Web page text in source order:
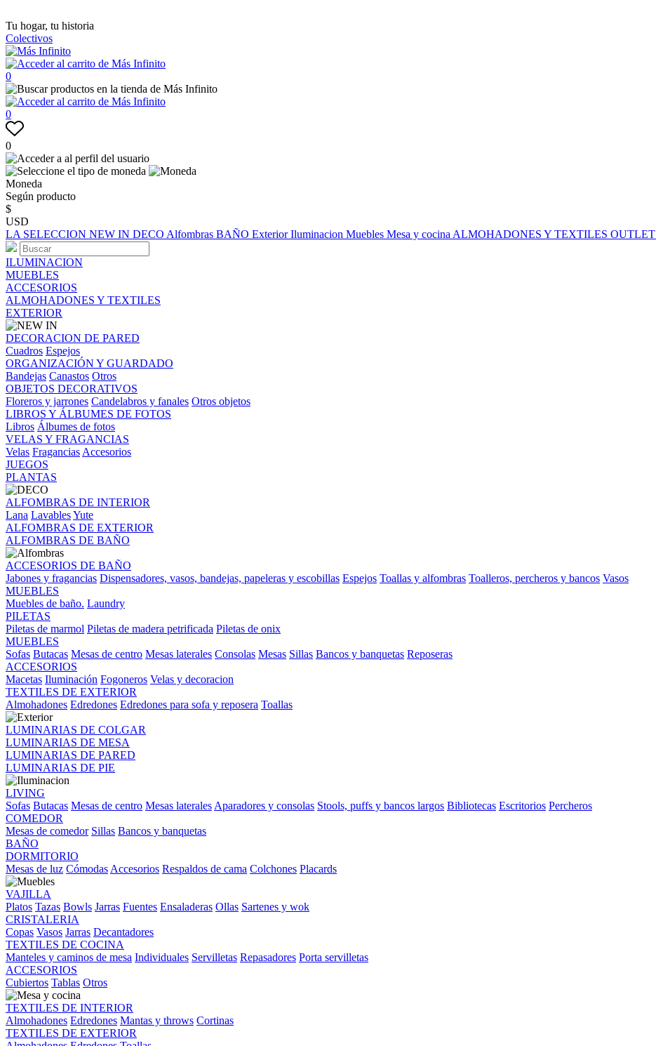
Tu hogar, tu historia
Colectivos
0
0
0
Moneda
Según producto
$
USD
LA SELECCION NEW IN DECO Alfombras BAÑO ExteriorIluminacion Muebles Mesa y cocina ALMOHADONES Y TEXTILES OUTLET
ILUMINACION
MUEBLES
ACCESORIOS
ALMOHADONES Y TEXTILES
EXTERIOR
DECORACION DE PARED
Cuadros Espejos
ORGANIZACIÓN Y GUARDADO
Bandejas Canastos Otros
OBJETOS DECORATIVOS
Floreros y jarrones Candelabros y fanales Otros objetos
LIBROS Y ÁLBUMES DE FOTOS
Libros Álbumes de fotos
VELAS Y FRAGANCIAS
Velas Fragancias Accesorios
JUEGOS
PLANTAS
ALFOMBRAS DE INTERIOR
Lana LavablesYute
ALFOMBRAS DE EXTERIOR
ALFOMBRAS DE BAÑO
ACCESORIOS DE BAÑO
Jabones y fragancias Dispensadores, vasos, bandejas, papeleras y escobillas Espejos Toallas y alfombras Toalleros, percheros y bancos Vasos
MUEBLES
Muebles de baño. Laundry
PILETAS
Piletas de marmol Piletas de madera petrificada Piletas de onix
MUEBLES
Sofas Butacas Mesas de centro Mesas laterales Consolas Mesas Sillas Bancos y banquetas Reposeras
ACCESORIOS
Macetas Iluminación Fogoneros Velas y decoracion
TEXTILES DE EXTERIOR
Almohadones Edredones Edredones para sofa y reposera Toallas
LUMINARIAS DE COLGAR
LUMINARIAS DE MESA
LUMINARIAS DE PARED
LUMINARIAS DE PIE
LIVING
Sofas Butacas Mesas de centro Mesas laterales Aparadores y consolas Stools, puffs y bancos largos Bibliotecas Escritorios Percheros
COMEDOR
Mesas de comedor Sillas Bancos y banquetas
BAÑO
DORMITORIO
Mesas de luz Cómodas Accesorios Respaldos de cama Colchones Placards
VAJILLA
Platos Tazas Bowls Jarras Fuentes Ensaladeras Ollas Sartenes y wok
CRISTALERIA
Copas Vasos Jarras Decantadores
TEXTILES DE COCINA
Manteles y caminos de mesa Individuales Servilletas Repasadores Porta servilletas
ACCESORIOS
Cubiertos Tablas Otros
TEXTILES DE INTERIOR
Almohadones Edredones Mantas y throws Cortinas
TEXTILES DE EXTERIOR